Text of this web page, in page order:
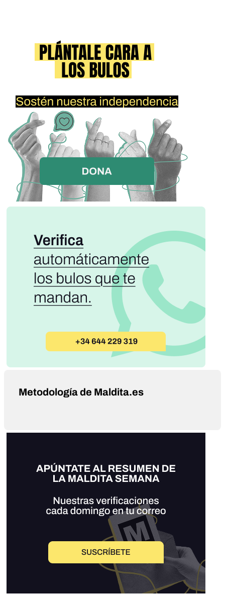
Metodología de Maldita.es